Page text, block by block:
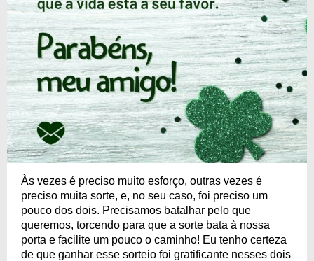
Às vezes é preciso muito esforço, outras vezes é
preciso muita sorte, e, no seu caso, foi preciso um
pouco dos dois. Precisamos batalhar pelo que
queremos, torcendo para que a sorte bata à nossa
porta e facilite um pouco o caminho! Eu tenho certeza
de que ganhar esse sorteio foi gratificante nesses dois